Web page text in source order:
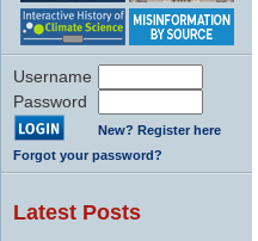
Username
Password
New? Register here
Forgot your password?
Latest Posts